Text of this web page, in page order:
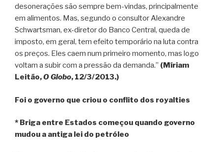
desonerações são sempre bem-vindas, principalmente
em alimentos. Mas, segundo o consultor Alexandre
Schwartsman, ex-diretor do Banco Central, queda de
imposto, em geral, tem efeito temporário na luta contra
os preços. Eles caem num primeiro momento, mas logo
voltam a subir com a pressão da demanda.” (Míriam
Leitão,O Globo, 12/3/2013.)
Foi o governo que criou o conflito dos royalties
* Briga entre Estados começou quando governo
mudou a antiga lei do petróleo